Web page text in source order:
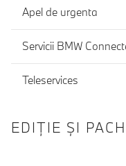
Apel de urgenta
Servicii BMW
Teleservices
EDIŢIE ŞI